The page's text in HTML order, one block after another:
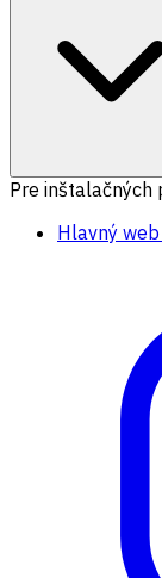
Pre inštalačných
Hlavný web